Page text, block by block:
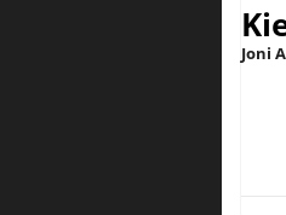
Joni